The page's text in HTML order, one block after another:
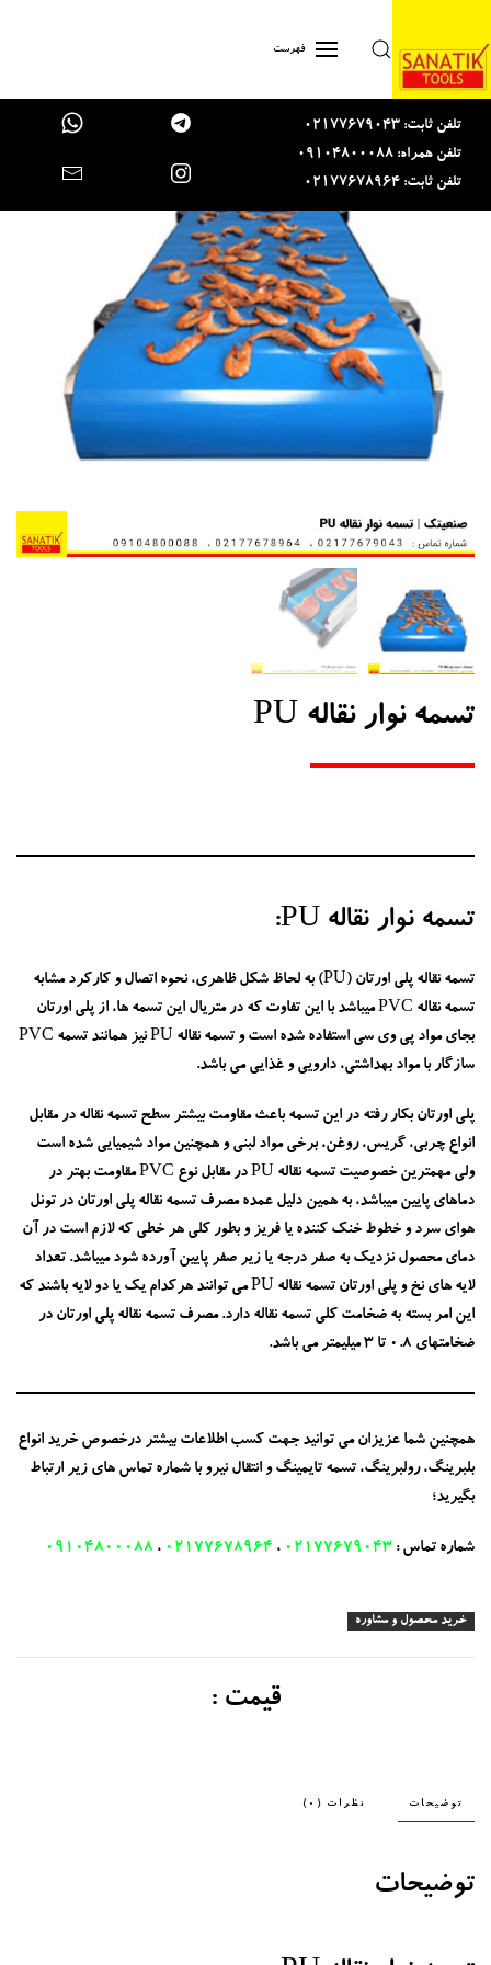
Skip to main content فهرست
تلفن ثابت: 02177679043
تلفن همراه: 09104800088
تلفن ثابت: 02177678964
تسمه نوار نقاله PU
تسمه نوار نقاله PU:
تسمه نقاله پلی اورتان (PU) به لحاظ شکل ظاهری، نحوه اتصال و کارکرد مشابه
تسمه نقاله PVC میباشد با این تفاوت که در متریال این تسمه ها، از پلی اورتان
بجای مواد پی وی سی استفاده شده است و تسمه نقاله PU نیز همانند تسمه PVC
سازگار با مواد بهداشتی، دارویی و غذایی می باشد.
پلی اورتان بکار رفته در این تسمه باعث مقاومت بیشتر سطح تسمه نقاله در مقابل
انواع چربی، گریس، روغن، برخی مواد لبنی و همچنین مواد شیمیایی شده است
ولی مهمترین خصوصیت تسمه نقاله PU در مقابل نوع PVC مقاومت بهتر در
دماهای پایین میباشد، به همین دلیل عمده مصرف تسمه نقاله پلی اورتان در تونل
هوای سرد و خطوط خنک کننده یا فریز و بطور کلی هر خطی که لازم است در آن
دمای محصول نزدیک به صفر درجه یا زیر صفر پایین آورده شود میباشد. تعداد
لایه های نخ و پلی اورتان تسمه نقاله PU می توانند هرکدام یک یا دو لایه باشند که
این امر بسته به ضخامت کلی تسمه نقاله دارد. مصرف تسمه نقاله پلی اورتان در
ضخامتهای 0.8 تا 3 میلیمتر می باشد.
همچنین شما عزیزان می توانید جهت کسب اطلاعات بیشتر درخصوص خرید انواع
بلبرینگ، رولبرینگ، تسمه تایمینگ و انتقال نیرو با شماره تماس های زیر ارتباط
بگیرید؛
شماره تماس : 02177679043 ، 02177678964 ، 09104800088
خرید محصول و مشاوره
قیمت :
توضیحات نظرات (0)
توضیحات